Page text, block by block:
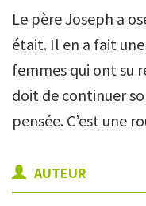
Le père Joseph a
était. Il en a fait
femmes qui ont su
doit de continuer
pensée. C’est une
AUTEUR